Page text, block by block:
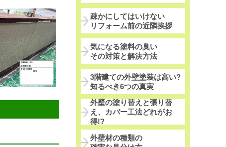
疎かにしてはいけない
リフォーム前の近隣挨拶
気になる塗料の臭い
その対策と解決方法
3階建ての外壁塗装は高い?
知るべき6つの真実
外壁の塗り替えと張り替
え、カバー工法どれがお
得!?
外壁材の種類の